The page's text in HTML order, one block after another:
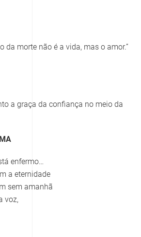
da morte não é a vida, mas o amor.”
a graça da confiança no meio da
enfermo…
a eternidade
sem amanhã
voz,